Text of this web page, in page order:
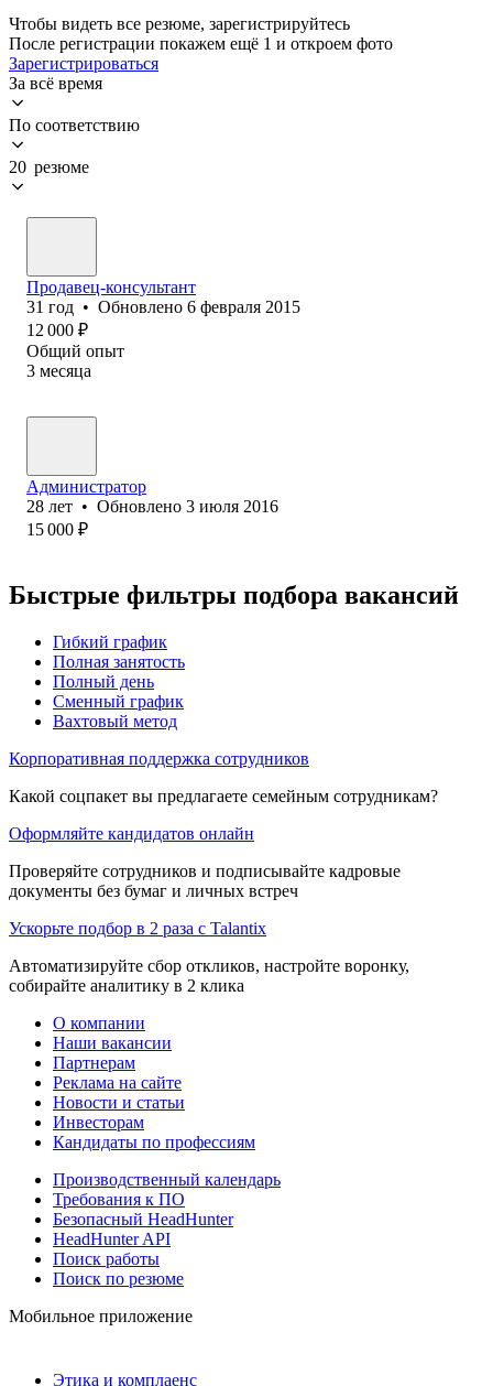
Чтобы видеть все резюме, зарегистрируйтесь
После регистрации покажем ещё 1 и откроем фото
Зарегистрироваться
За всё время
По соответствию
20 резюме
Продавец-консультант
31 год • Обновлено 6 февраля 2015
12 000 ₽
Общий опыт
3 месяца
Администратор
28 лет • Обновлено 3 июля 2016
15 000 ₽
Быстрые фильтры подбора вакансий
Гибкий график
Полная занятость
Полный день
Сменный график
Вахтовый метод
Корпоративная поддержка сотрудников
Какой соцпакет вы предлагаете семейным сотрудникам?
Оформляйте кандидатов онлайн
Проверяйте сотрудников и подписывайте кадровые
документы без бумаг и личных встреч
Ускорьте подбор в 2 раза с Talantix
Автоматизируйте сбор откликов, настройте воронку,
собирайте аналитику в 2 клика
О компании
Наши вакансии
Партнерам
Реклама на сайте
Новости и статьи
Инвесторам
Кандидаты по профессиям
Производственный календарь
Требования к ПО
Безопасный HeadHunter
HeadHunter API
Поиск работы
Поиск по резюме
Мобильное приложение
Этика и комплаенс